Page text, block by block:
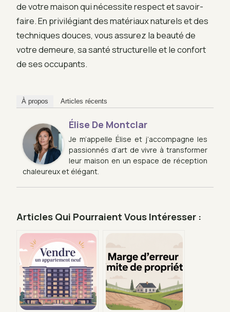
de votre maison qui nécessite respect et savoir-
faire. En privilégiant des matériaux naturels et des
techniques douces, vous assurez la beauté de
votre demeure, sa santé structurelle et le confort
de ses occupants.
À propos Articles récents
Élise De Montclar
Je m’appelle Élise et j’accompagne les
passionnés d’art de vivre à transformer
leur maison en un espace de réception
chaleureux et élégant.
Articles Qui Pourraient Vous Intéresser :